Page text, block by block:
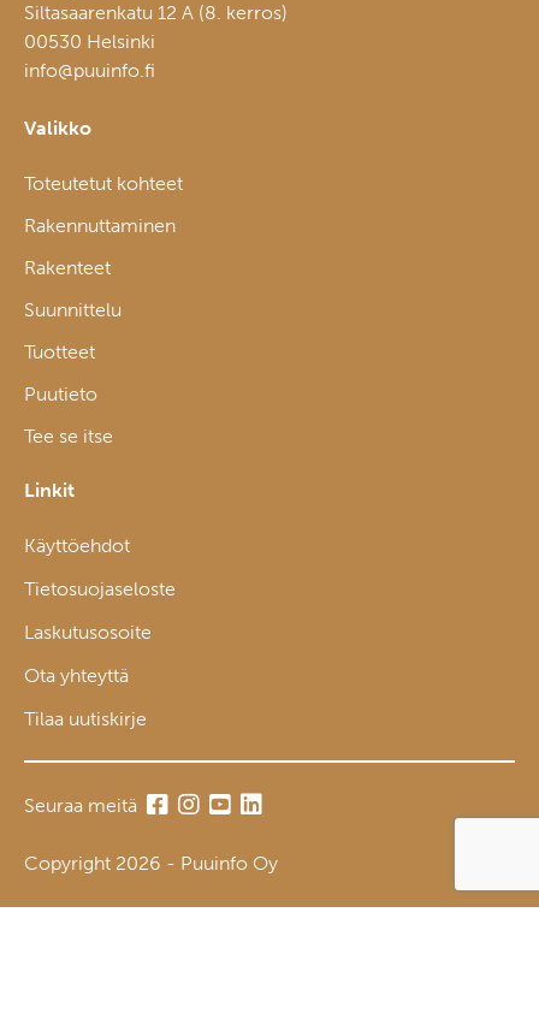
Siltasaarenkatu 12 A (8. kerros)
00530 Helsinki
info@puuinfo.fi
Valikko
Toteutetut kohteet
Rakennuttaminen
Rakenteet
Suunnittelu
Tuotteet
Puutieto
Tee se itse
Linkit
Käyttöehdot
Tietosuojaseloste
Laskutusosoite
Ota yhteyttä
Tilaa uutiskirje
Seuraa meitä
Copyright 2026 - Puuinfo Oy